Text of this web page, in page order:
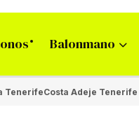
Balonmano
TenerifeCosta Adeje Tenerife